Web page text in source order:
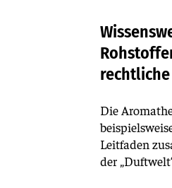
Die
Leitfaden
der